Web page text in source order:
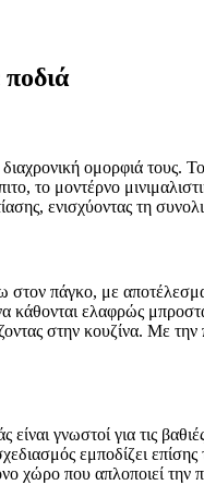
ομορφιά
το μοντέρνο
ενισχύοντας τη
στον πάγκο, με
κάθονται ελαφρώς
στην κουζίνα. Με
είναι γνωστοί για τις
εμποδίζει επίσης
χώρο που απλοποιεί την